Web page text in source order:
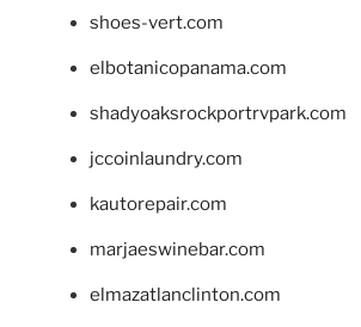
shoes-vert.com
elbotanicopanama.com
shadyoaksrockportrvpark.com
jccoinlaundry.com
kautorepair.com
marjaeswinebar.com
elmazatlanclinton.com